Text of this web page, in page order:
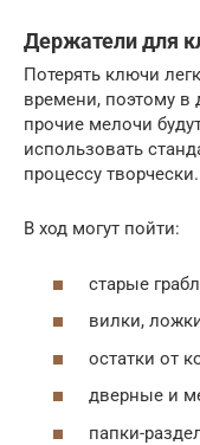
Держатели для
Потерять ключи
времени, поэтому в
прочие мелочи
использовать
процессу творчески.
В ход могут пойти:
старые
вилки,
остатки от
дверные и
папки-